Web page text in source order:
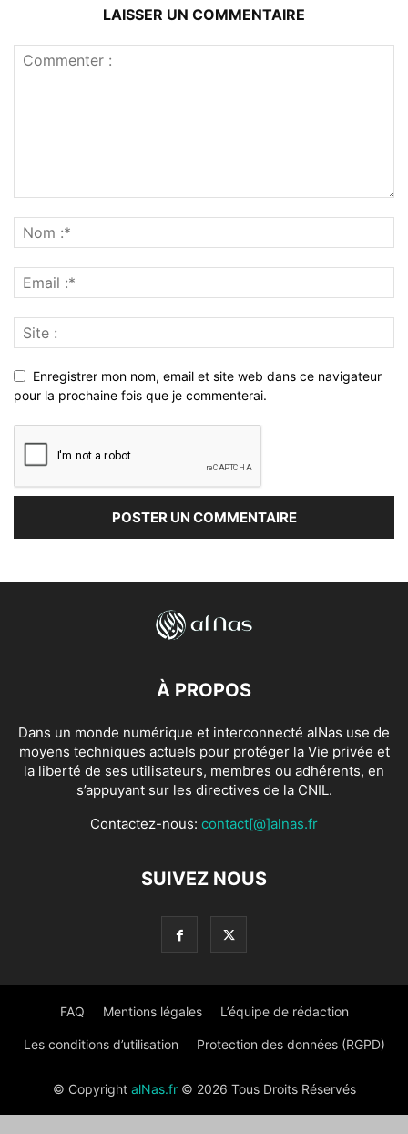
LAISSER UN COMMENTAIRE
Enregistrer mon nom, email et site web dans ce navigateur
pour la prochaine fois que je commenterai.
À PROPOS
Dans un monde numérique et interconnecté alNas use de
moyens techniques actuels pour protéger la Vie privée et
la liberté de ses utilisateurs, membres ou adhérents, en
s’appuyant sur les directives de la CNIL.
Contactez-nous: contact[@]alnas.fr
SUIVEZ NOUS
FAQ Mentions légales L’équipe de rédaction
Les conditions d’utilisation Protection des données (RGPD)
© Copyright alNas.fr© 2026 Tous Droits Réservés